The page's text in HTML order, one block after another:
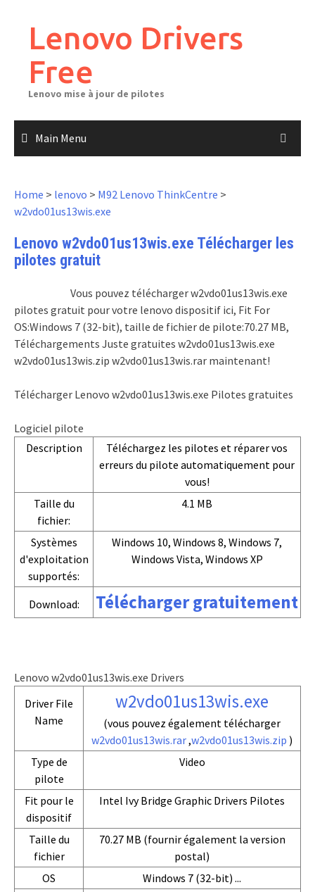
contentLenovo Drivers
Free
Lenovo mise à jour de pilotes
Main Menu
Home > lenovo > M92 Lenovo ThinkCentre >
w2vdo01us13wis.exe
Lenovo w2vdo01us13wis.exe Télécharger les
pilotes gratuit
Vous pouvez télécharger w2vdo01us13wis.exe
pilotes gratuit pour votre lenovo dispositif ici, Fit For
OS:Windows 7 (32-bit), taille de fichier de pilote:70.27 MB,
Téléchargements Juste gratuites w2vdo01us13wis.exe
w2vdo01us13wis.zip w2vdo01us13wis.rar maintenant!
Télécharger Lenovo w2vdo01us13wis.exe Pilotes gratuites
Logiciel pilote
Description
Téléchargez les pilotes et réparer vos
erreurs du pilote automatiquement pour
vous!
Taille du
fichier:
4.1 MB
Systèmes
d'exploitation
supportés:
Windows 10, Windows 8, Windows 7,
Windows Vista, Windows XP
Download: Télécharger gratuitement
Lenovo w2vdo01us13wis.exe Drivers
Driver File
Name
w2vdo01us13wis.exe
(vous pouvez également télécharger
w2vdo01us13wis.rar,w2vdo01us13wis.zip )
Type de
pilote
Video
Fit pour le
dispositif
Intel Ivy Bridge Graphic Drivers Pilotes
Taille du
fichier
70.27 MB (fournir également la version
postal)
OS
Windows 7 (32-bit) ...